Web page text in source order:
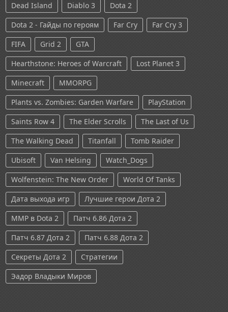
Dead Island
Diablo 3
Dota 2
Dota 2 - Гайды по героям
Far Cry
Far Cry 3
FIFA
Grid 2
GTA
Hearthstone: Heroes of Warcraft
Lost Planet 3
Minecraft
MMORPG
Plants vs. Zombies: Garden Warfare
PlayStation
Saints Row 4
The Elder Scrolls
The Last of Us
The Walking Dead
Titanfall
Tomb Raider
Ubisoft
Van Helsing
Watch_Dogs
Wolfenstein: The New Order
World Of Tanks
Дата выхода игр
Лучшие герои Дота 2
ММР в Dota 2
Патч 6.86 Дота 2
Патч 6.87 Дота 2
Патч 6.88 Дота 2
Секреты Дота 2
Стратегии
Эадор Владыки Миров